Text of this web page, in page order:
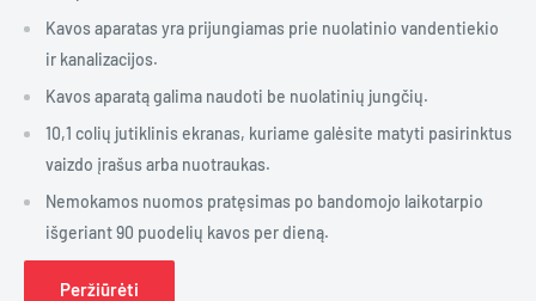
Kavos aparatas yra prijungiamas prie nuolatinio vandentiekio
ir kanalizacijos.
Kavos aparatą galima naudoti be nuolatinių jungčių.
10,1 colių jutiklinis ekranas, kuriame galėsite matyti pasirinktus
vaizdo įrašus arba nuotraukas.
Nemokamos nuomos pratęsimas po bandomojo laikotarpio
išgeriant 90 puodelių kavos per dieną.
Peržiūrėti